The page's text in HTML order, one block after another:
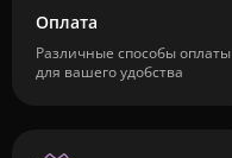
Оплата
Различные способы оплаты
для вашего удобства